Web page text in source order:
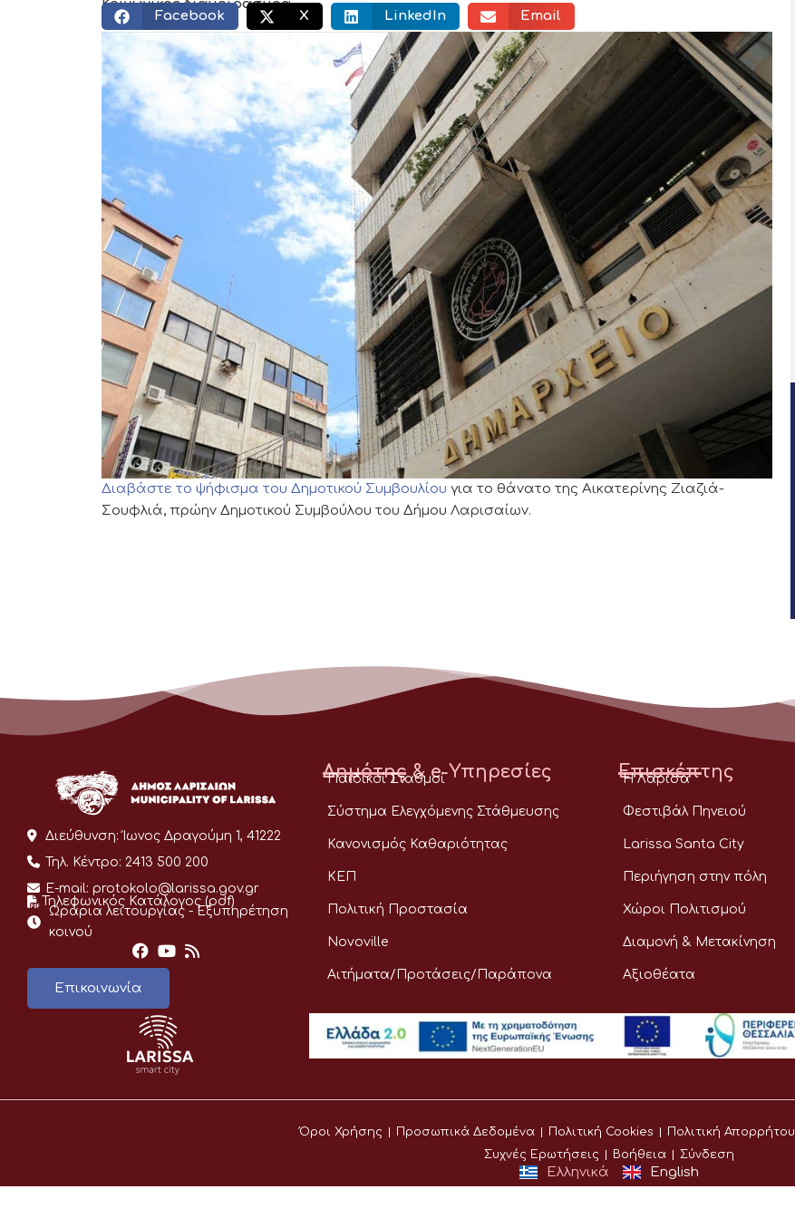
Κοινωνικός διαμοιρασμός:
Facebook X LinkedIn Email
Διαβάστε το ψήφισμα του Δημοτικού Συμβουλίου για το θάνατο της Αικατερίνης Ζιαζιά-
Σουφλιά, πρώην Δημοτικού Συμβούλου του Δήμου Λαρισαίων.
Διεύθυνση: Ίωνος Δραγούμη 1, 41222
Τηλ. Κέντρο: 2413 500 200
E-mail: protokolo@larissa.gov.gr
Τηλεφωνικός Κατάλογος (pdf)
Ωράρια λειτουργίας - Eξυπηρέτηση
κοινού
Επικοινωνία
Δημότης & e-Υπηρεσίες
Παιδικοί Σταθμοί
Σύστημα Ελεγχόμενης Στάθμευσης
Κανονισμός Καθαριότητας
ΚΕΠ
Πολιτική Προστασία
Novoville
Αιτήματα/Προτάσεις/Παράπονα
Επισκέπτης
Η Λάρισα
Φεστιβάλ Πηνειού
Larissa Santa City
Περιήγηση στην πόλη
Χώροι Πολιτισμού
Διαμονή & Μετακίνηση
Αξιοθέατα
Όροι Χρήσης Προσωπικά Δεδομένα Πολιτική Cookies Πολιτική Απορρήτου
Συχνές Ερωτήσεις
Βοήθεια Σύνδεση
Ελληνικά English